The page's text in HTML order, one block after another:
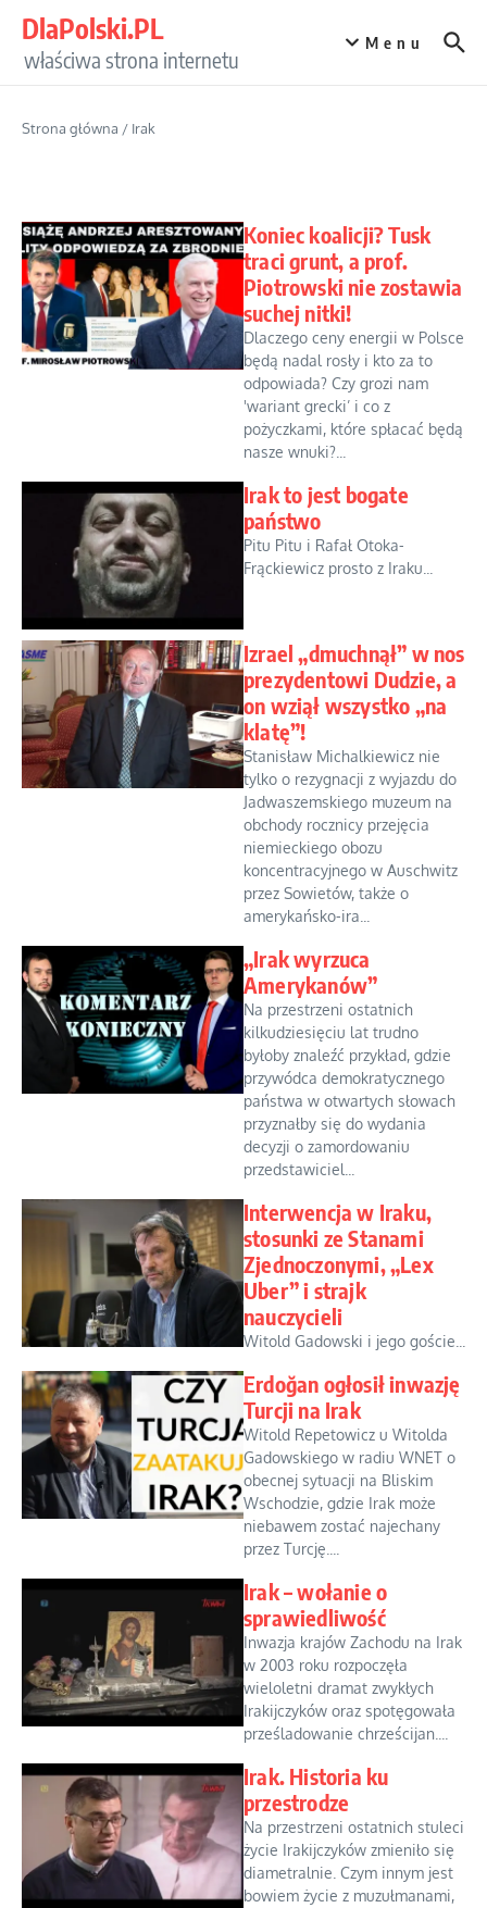
DlaPolski.PL
właściwa strona internetu
Menu
Strona główna / Irak
Koniec koalicji? Tusk
traci grunt, a prof.
Piotrowski nie zostawia
suchej nitki!
Dlaczego ceny energii w Polsce
będą nadal rosły i kto za to
odpowiada? Czy grozi nam
'wariant grecki’ i co z
pożyczkami, które spłacać będą
nasze wnuki?...
Irak to jest bogate
państwo
Pitu Pitu i Rafał Otoka-
Frąckiewicz prosto z Iraku...
Izrael „dmuchnął” w nos
prezydentowi Dudzie, a
on wziął wszystko „na
klatę”!
Stanisław Michalkiewicz nie
tylko o rezygnacji z wyjazdu do
Jadwaszemskiego muzeum na
obchody rocznicy przejęcia
niemieckiego obozu
koncentracyjnego w Auschwitz
przez Sowietów, także o
amerykańsko-ira...
„Irak wyrzuca
Amerykanów”
Na przestrzeni ostatnich
kilkudziesięciu lat trudno
byłoby znaleźć przykład, gdzie
przywódca demokratycznego
państwa w otwartych słowach
przyznałby się do wydania
decyzji o zamordowaniu
przedstawiciel...
Interwencja w Iraku,
stosunki ze Stanami
Zjednoczonymi, „Lex
Uber” i strajk
nauczycieli
Witold Gadowski i jego goście...
Erdoğan ogłosił inwazję
Turcji na Irak
Witold Repetowicz u Witolda
Gadowskiego w radiu WNET o
obecnej sytuacji na Bliskim
Wschodzie, gdzie Irak może
niebawem zostać najechany
przez Turcję....
Irak – wołanie o
sprawiedliwość
Inwazja krajów Zachodu na Irak
w 2003 roku rozpoczęła
wieloletni dramat zwykłych
Irakijczyków oraz spotęgowała
prześladowanie chrześcijan....
Irak. Historia ku
przestrodze
Na przestrzeni ostatnich stuleci
życie Irakijczyków zmieniło się
diametralnie. Czym innym jest
bowiem życie z muzułmanami,